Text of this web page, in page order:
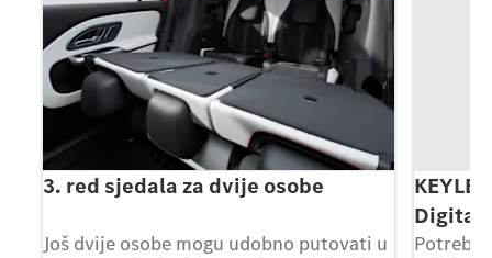
3. red sjedala za dvije osobe
Još dvije osobe mogu udobno putovati u